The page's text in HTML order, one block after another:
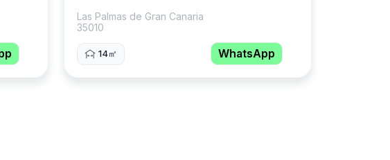
Las Palmas de Gran Canaria
35010
14㎡ WhatsApp